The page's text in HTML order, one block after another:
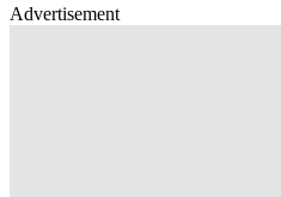
Advertisement